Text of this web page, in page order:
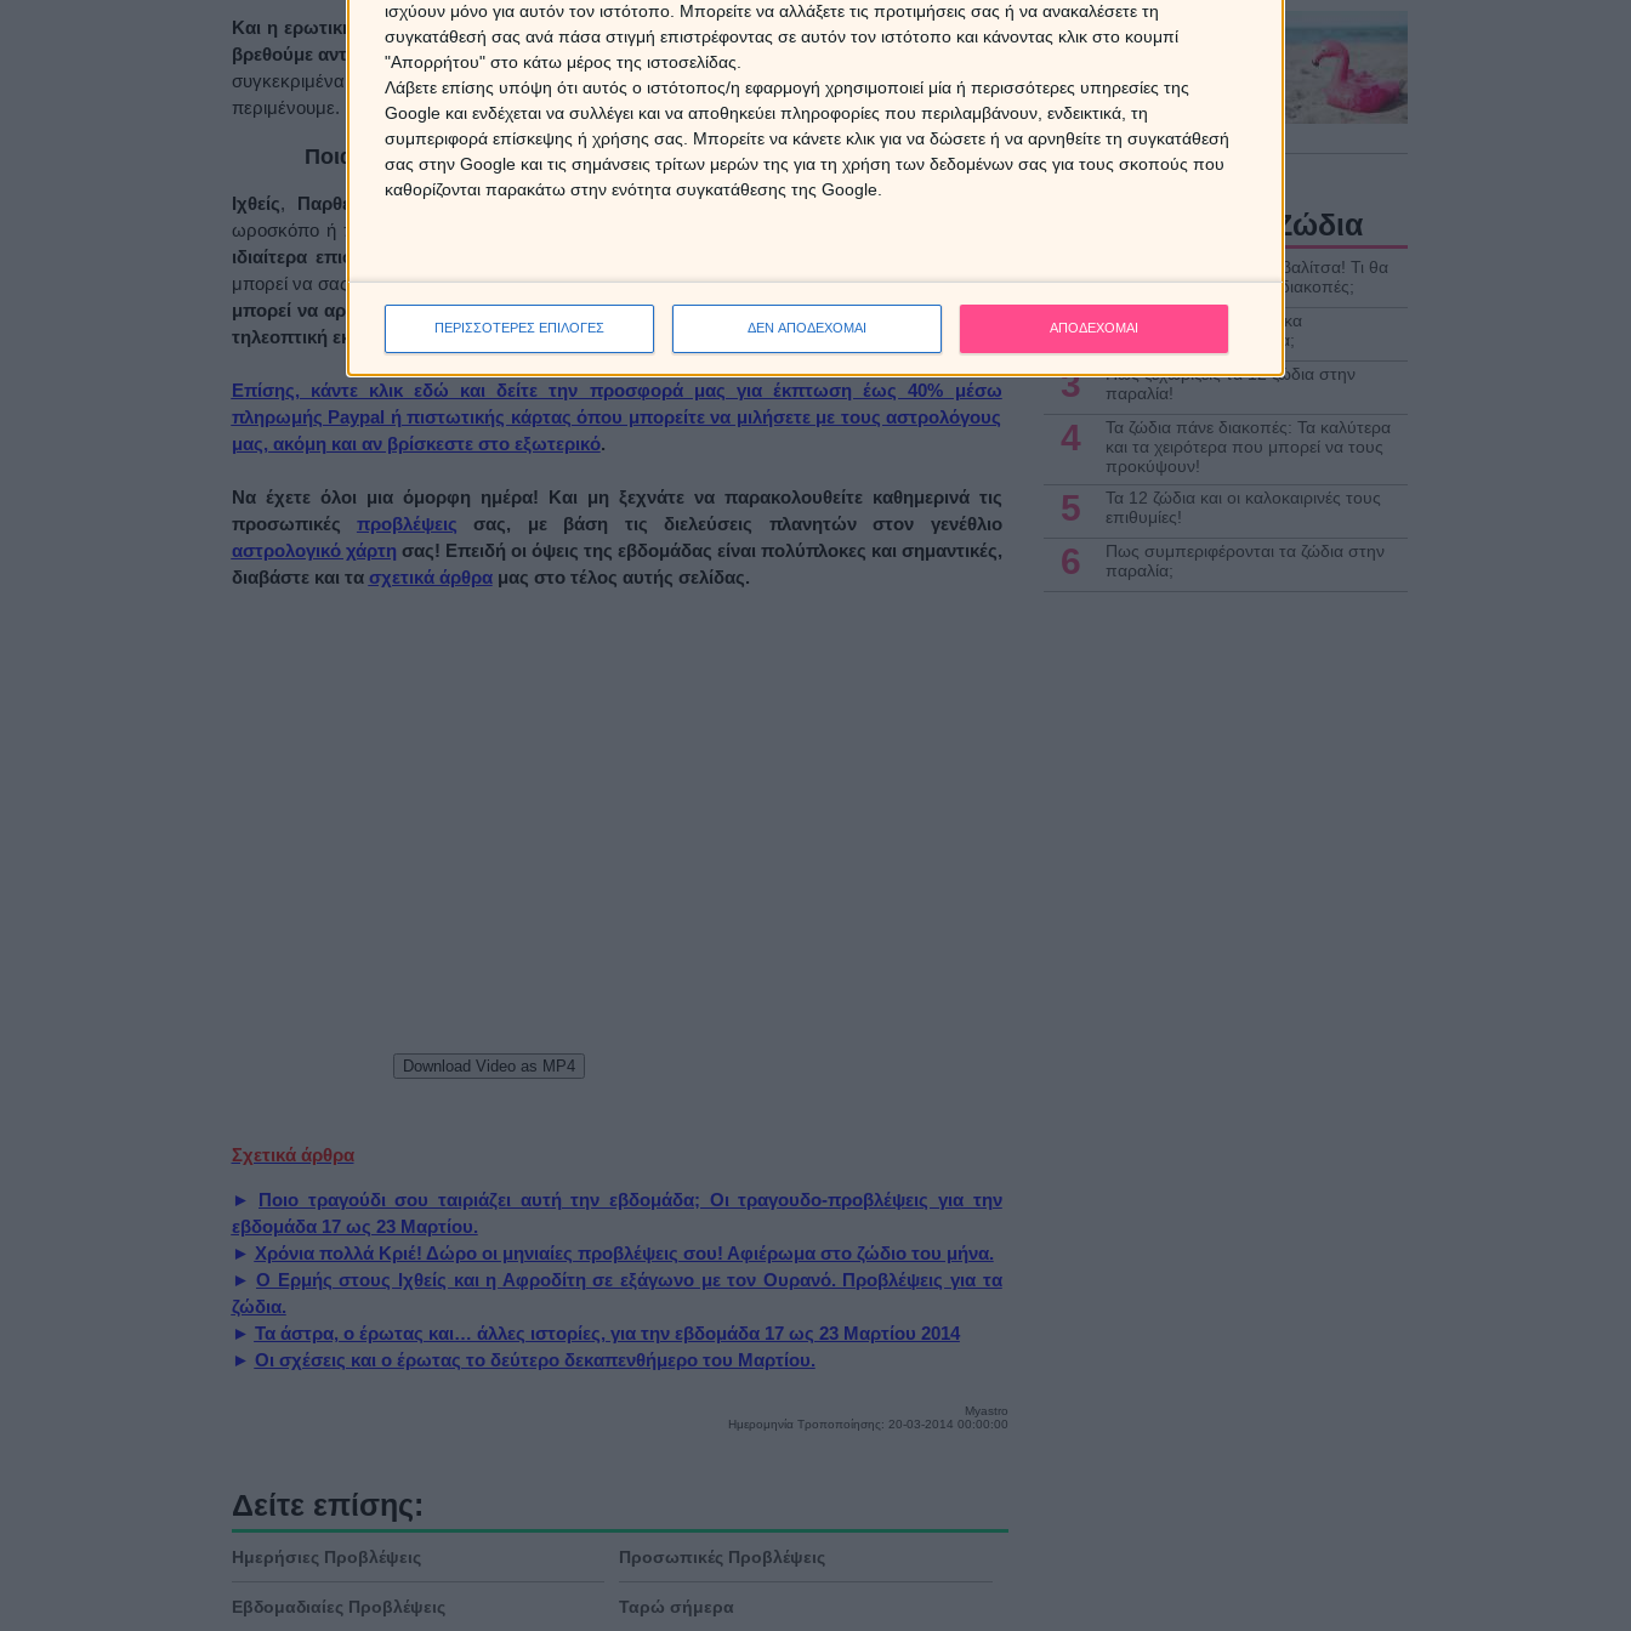
ισχύουν μόνο για αυτόν τον ιστότοπο. Μπορείτε να αλλάξετε τις προτιμήσεις σας ή να ανακαλέσετε τη
συγκατάθεσή σας ανά πάσα στιγμή επιστρέφοντας σε αυτόν τον ιστότοπο και κάνοντας κλικ στο κουμπί
"Απορρήτου" στο κάτω μέρος της ιστοσελίδας.
Λάβετε επίσης υπόψη ότι αυτός ο ιστότοπος/η εφαρμογή χρησιμοποιεί μία ή περισσότερες υπηρεσίες της
Google και ενδέχεται να συλλέγει και να αποθηκεύει πληροφορίες που περιλαμβάνουν, ενδεικτικά, τη
συμπεριφορά επίσκεψης ή χρήσης σας. Μπορείτε να κάνετε κλικ για να δώσετε ή να αρνηθείτε τη συγκατάθεσή
σας στην Google και τις σημάνσεις τρίτων μερών της για τη χρήση των δεδομένων σας για τους σκοπούς που
καθορίζονται παρακάτω στην ενότητα συγκατάθεσης της Google.
ΠΕΡΙΣΣΟΤΕΡΕΣ ΕΠΙΛΟΓΕΣ ΔΕΝ ΑΠΟΔΕΧΟΜΑΙ ΑΠΟΔΕΧΟΜΑΙ
Και η ερωτική ζωή βρίσκεται κάτω από την επίδραση της όψης και είναι πολύ πιθανό να
βρεθούμε αντιμέτωποι με απογοητεύσεις ή διαψεύσεις ! Γι’ αυτό, καλό είναι να αποφύγουμε
συγκεκριμένα σχέδια και προγράμματα, γιατί είναι πολύ εύκολο να μην μας βγουν όπως τα
περιμένουμε.
Ποια ζώδια επηρεάζονται από την σύνοδο Ερμή-Ποσειδώνα
Ιχθείς, Παρθένοι Δίδυμοι Τοξότες
του πρώτου δεκαημέρου, αλλά και όσοι έχουν
ωροσκόπο ή προσωπικούς πλανήτες στα ζώδια και τα δεκαήμερα αυτά, καλό είναι
ιδιαίτερα επιφυλακτικοί και μετρημένοι τις μέρες αυτές
μπορεί να σας υπόσχονται, γιατίποτέ δεν ξέρετε πού μπορεί να κρύβεται η αλήθεια και πού
μπορεί να αρχίζει το ψέμα! Οι αναλυτικές προβλέψεις για όλα τα ζώδια, στην παρακάτω
τηλεοπτική εκπομπή μας.
Επίσης, κάντε κλικ εδώ και δείτε την προσφορά μας για έκπτωση έως 40% μέσω
πληρωμής Paypal ή πιστωτικής κάρτας όπου μπορείτε να μιλήσετε με τους αστρολόγους
μας, ακόμη και αν βρίσκεστε στο εξωτερικό.
Να έχετε όλοι μια όμορφη ημέρα! Και μη ξεχνάτε να παρακολουθείτε καθημερινά τις
προσωπικές προβλέψεις σας, με βάση τις διελεύσεις πλανητών στον γενέθλιο
αστρολογικό χάρτη σας! Επειδή οι όψεις της εβδομάδας είναι πολύπλοκες και σημαντικές,
διαβάστε και τα σχετικά άρθραμας στο τέλος αυτής σελίδας.
Download Video as MP4
Σχετικά άρθρα
► Ποιο τραγούδι σου ταιριάζει αυτή την εβδομάδα; Οι τραγουδο-προβλέψεις για την
εβδομάδα 17 ως 23 Μαρτίου.
► Χρόνια πολλά Κριέ! Δώρο οι μηνιαίες προβλέψεις σου! Αφιέρωμα στο ζώδιο του μήνα.
►Ο Ερμής στους Ιχθείς και η Αφροδίτη σε εξάγωνο με τον Ουρανό. Προβλέψεις για τα
ζώδια.
► Τα άστρα, ο έρωτας και… άλλες ιστορίες, για την εβδομάδα 17 ως 23 Μαρτίου 2014
► Οι σχέσεις και ο έρωτας το δεύτερο δεκαπενθήμερο του Μαρτίου.
Myastro
Ημερομηνία Τροποποίησης: 20-03-2014 00:00:00
Δείτε επίσης:
Ημερήσιες Προβλέψεις Προσωπικές Προβλέψεις
Εβδομαδιαίες Προβλέψεις Ταρώ σήμερα
Η Αφροδίτη σε τρίγωνο με
τον Πλούτωνα: Πως θα
6 Αυγούστου 2026 / 06:00
Αστρολογία και Ζώδια
1
Τα 12 ζώδια φτιάχνουν βαλίτσα! Τι θα
πάρουν μαζί τους στις διακοπές;
2
Greek καμάκι! Ποια ατάκα
χρησιμοποιούν τα ζώδια;
3
Πώς ξεχωρίζεις τα 12 ζώδια στην
παραλία!
4
Τα ζώδια πάνε διακοπές: Τα καλύτερα
και τα χειρότερα που μπορεί να τους
προκύψουν!
5
Τα 12 ζώδια και οι καλοκαιρινές τους
επιθυμίες!
6
Πως συμπεριφέρονται τα ζώδια στην
παραλία;